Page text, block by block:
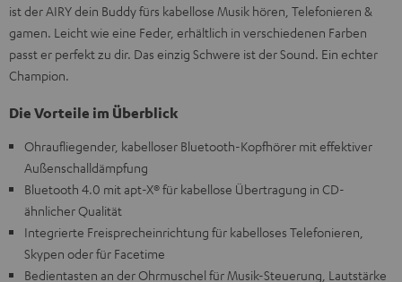
ist der AIRY dein Buddy fürs kabellose Musik hören, Telefonieren &
gamen. Leicht wie eine Feder, erhältlich in verschiedenen Farben
passt er perfekt zu dir. Das einzig Schwere ist der Sound. Ein echter
Champion.
Die Vorteile im Überblick
Ohraufliegender, kabelloser Bluetooth-Kopfhörer mit effektiver
Außenschalldämpfung
Bluetooth 4.0 mit apt-X® für kabellose Übertragung in CD-
ähnlicher Qualität
Integrierte Freisprecheinrichtung für kabelloses Telefonieren,
Skypen oder für Facetime
Bedientasten an der Ohrmuschel für Musik-Steuerung, Lautstärke